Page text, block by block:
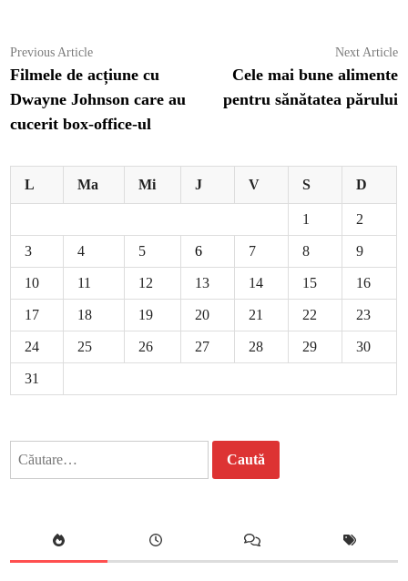
Navigare
în
articole
Previous ArticlePrevious
article:
Filmele de acțiune cu
Dwayne Johnson care au
cucerit box-office-ul
Next Article
Cele mai bune alimente
pentru sănătatea părului
L Ma Mi J V S D
1 2
3 4 5 6 7 8 9
10 11 12 13 14 15 16
17 18 19 20 21 22 23
24 25 26 27 28 29 30
31